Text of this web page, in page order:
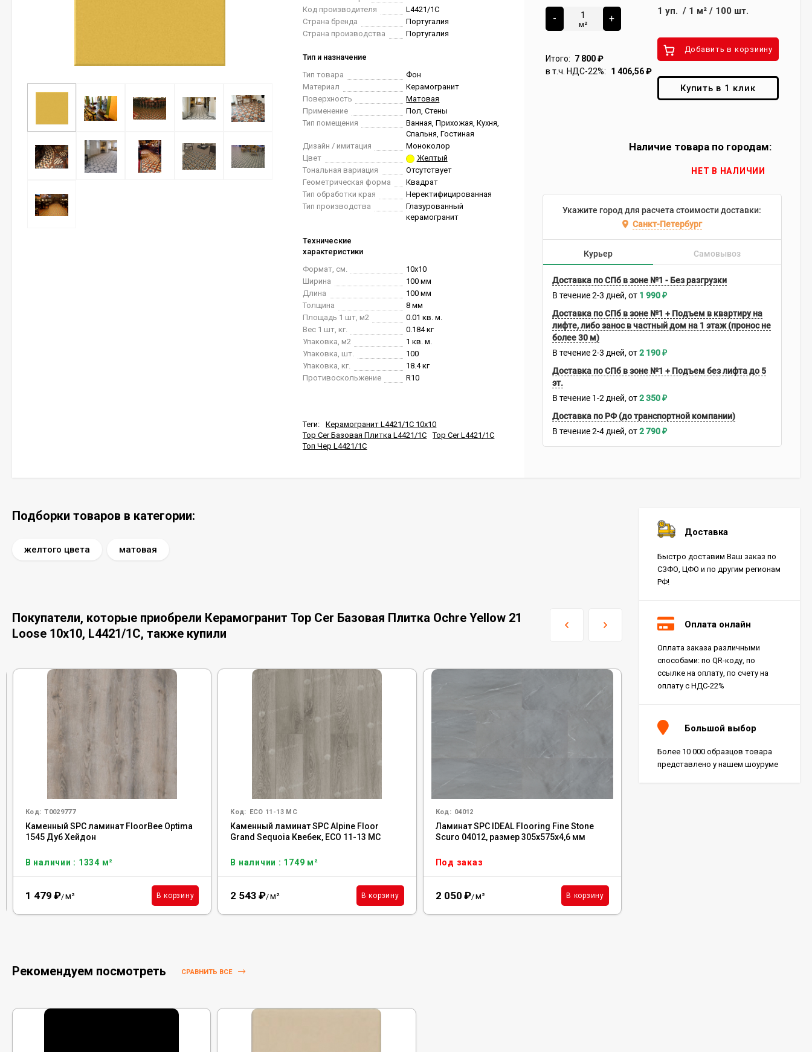
Код производителя
L4421/1C
Страна бренда
Португалия
Страна производства
Португалия
Тип и назначение
Тип товара
Фон
Материал
Керамогранит
Поверхность
Матовая
Применение
Пол, Стены
Тип помещения
Ванная, Прихожая, Кухня,
Спальня, Гостиная
Дизайн / имитация
Моноколор
Цвет
Желтый
Тональная вариация
Отсутствует
Геометрическая форма
Квадрат
Тип обработки края
Неректифицированная
Тип производства
Глазурованный
керамогранит
Технические
характеристики
Формат, см.
10x10
Ширина
100 мм
Длина
100 мм
Толщина
8 мм
Площадь 1 шт, м2
0.01 кв. м.
Вес 1 шт, кг.
0.184 кг
Упаковка, м2
1 кв. м.
Упаковка, шт.
100
Упаковка, кг.
18.4 кг
Противоскольжение
R10
Теги:
Керамогранит L4421/1C 10x10
Top Cer Базовая Плитка L4421/1C
Top Cer L4421/1C
Топ Чер L4421/1C
-
м²
+
Итого: 7 800₽
в т.ч. НДС-22%:
1 406,56₽
1 уп. / 1 м²/ 100 шт.
Добавить в корзиину
Купить в 1 клик
Наличие товара по городам:
НЕТ В НАЛИЧИИ
Укажите город для расчета стоимости доставки:
Санкт-Петербург
Курьер Самовывоз
Доставка по СПб в зоне №1 - Без разгрузки
В течение 2-3 дней 1 990₽
Доставка по СПб в зоне №1 + Подъем в квартиру на
лифте, либо занос в частный дом на 1 этаж (пронос не
более 30 м)
В течение 2-3 дней 2 190₽
Доставка по СПб в зоне №1 + Подъем без лифта до 5
эт.
В течение 1-2 дней 2 350₽
Доставка по РФ (до транспортной компании)
В течение 2-4 дней 2 790₽
Подборки товаров в категории:
желтого цвета матовая
Покупатели, которые приобрели Керамогранит Top Cer Базовая Плитка Ochre Yellow 21
Loose 10x10, L4421/1C, также купили
Код: Т0029777
Каменный SPC ламинат FloorBee Optima
1545 Дуб Хейдон
В наличии : 1334 м²
1 479 ₽/м² В корзину
Код: ECO 11-13 MC
Каменный ламинат SPC Alpine Floor
Grand Sequoia Квебек, ECO 11-13 MC
В наличии : 1749 м²
2 543 ₽/м² В корзину
Код: 04012
Ламинат SPC IDEAL Flooring Fine Stone
Scuro 04012, размер 305x575x4,6 мм
Под заказ
2 050 ₽/м² В корзину
Рекомендуем посмотреть СРАВНИТЬ ВСЕ
Доставка
Быстро доставим Ваш заказ по
СЗФО, ЦФО и по другим регионам
РФ!
Оплата онлайн
Оплата заказа различными
способами: по QR-коду, по
ссылке на оплату, по счету на
оплату с НДС-22%
Большой выбор
Более 10 000 образцов товара
представлено у нашем шоуруме